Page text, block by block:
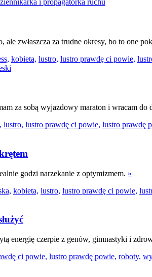
ale zwłaszcza za trudne okresy, bo to one
kobieta, lustro, lustro prawdę ci powie,
za sobą wyjazdowy maraton i wracam do
lustro, lustro prawdę ci powie, lustro prawdę
godzi narzekanie z optymizmem. »
kobieta, lustro, lustro prawdę ci powie,
energię czerpie z genów, gimnastyki i
ci powie, lustro prawdę powie, roboty,